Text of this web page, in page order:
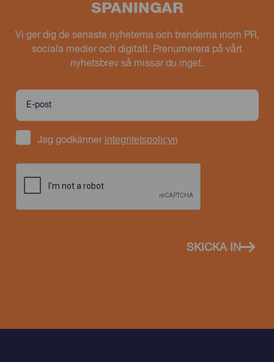
SPANINGAR
Vi ger dig de senaste nyheterna och trenderna inom PR,
sociala medier och digitalt. Prenumerera på vårt
nyhetsbrev så missar du inget.
Jag godkänner integritetspolicyn